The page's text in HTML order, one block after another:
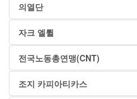
의열단
자크 엘륄
전국노동총연맹(CNT)
조지 카피아티카스